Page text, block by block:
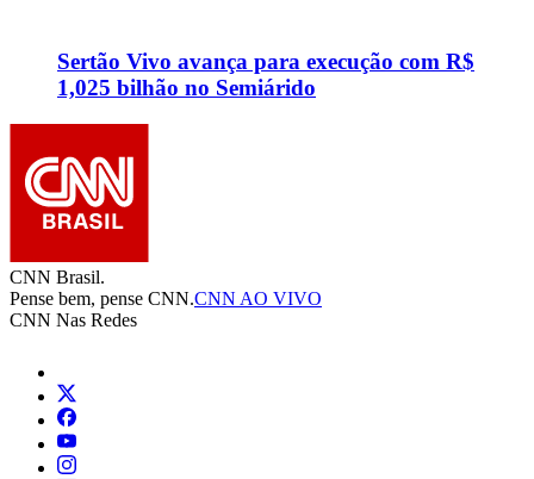
Sertão Vivo avança para execução com R$
1,025 bilhão no Semiárido
CNN Brasil.
Pense bem, pense CNN.CNN AO VIVO
CNN Nas Redes